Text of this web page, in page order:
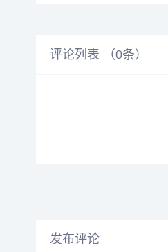
评论列表 （0条）
发布评论